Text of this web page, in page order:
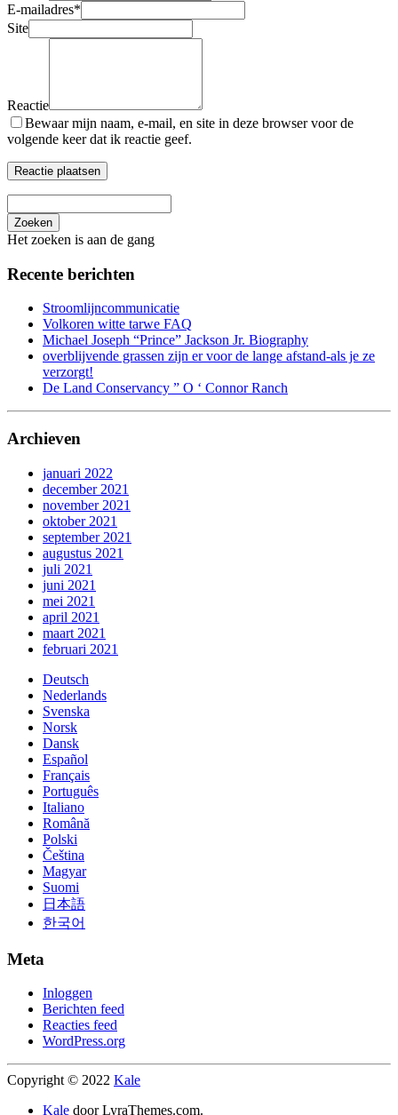
E-mailadres*
Site
Reactie
Bewaar mijn naam, e-mail, en site in deze browser voor de
volgende keer dat ik reactie geef.
Zoeken
Het zoeken is aan de gang
Recente berichten
Stroomlijncommunicatie
Volkoren witte tarwe FAQ
Michael Joseph “Prince” Jackson Jr. Biography
overblijvende grassen zijn er voor de lange afstand-als je ze
verzorgt!
De Land Conservancy ” O ‘ Connor Ranch
Archieven
januari 2022
december 2021
november 2021
oktober 2021
september 2021
augustus 2021
juli 2021
juni 2021
mei 2021
april 2021
maart 2021
februari 2021
Deutsch
Nederlands
Svenska
Norsk
Dansk
Español
Français
Português
Italiano
Română
Polski
Čeština
Magyar
Suomi
日本語
한국어
Meta
Inloggen
Berichten feed
Reacties feed
WordPress.org
Copyright © 2022 Kale
Kale door LyraThemes.com.